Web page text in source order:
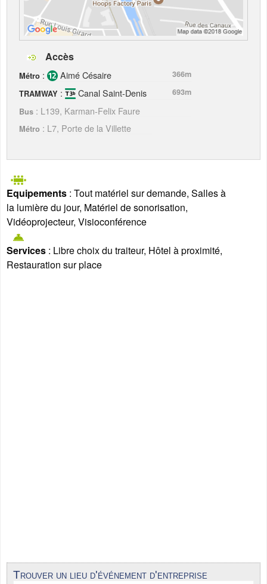
Accès
Métro : Aimé Césaire
366m
TRAMWAY : Canal Saint-Denis
693m
Bus : L139, Karman-Felix Faure
Métro : L7, Porte de la Villette
Equipements : Tout matériel sur demande, Salles à
la lumière du jour, Matériel de sonorisation,
Vidéoprojecteur, Visioconférence
Services : Libre choix du traiteur, Hôtel à proximité,
Restauration sur place
Trouver un lieu d'événement d'entreprise